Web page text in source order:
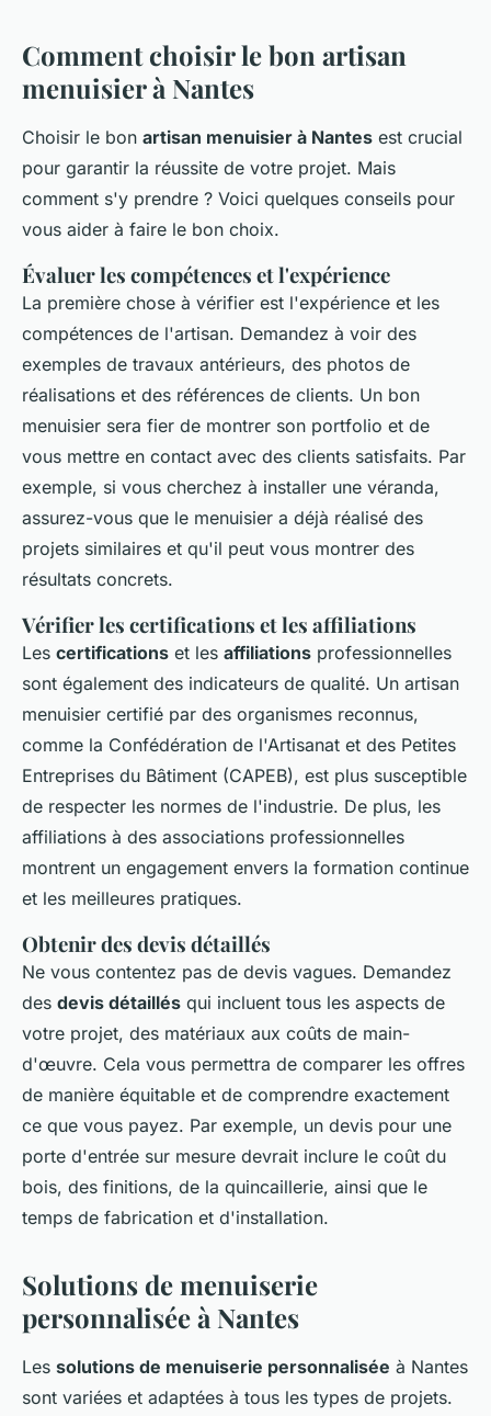
Comment choisir le bon artisan
menuisier à Nantes
Choisir le bon artisan menuisier à Nantes est crucial
pour garantir la réussite de votre projet. Mais
comment s'y prendre ? Voici quelques conseils pour
vous aider à faire le bon choix.
Évaluer les compétences et l'expérience
La première chose à vérifier est l'expérience et les
compétences de l'artisan. Demandez à voir des
exemples de travaux antérieurs, des photos de
réalisations et des références de clients. Un bon
menuisier sera fier de montrer son portfolio et de
vous mettre en contact avec des clients satisfaits. Par
exemple, si vous cherchez à installer une véranda,
assurez-vous que le menuisier a déjà réalisé des
projets similaires et qu'il peut vous montrer des
résultats concrets.
Vérifier les certifications et les affiliations
Les certifications et les affiliations professionnelles
sont également des indicateurs de qualité. Un artisan
menuisier certifié par des organismes reconnus,
comme la Confédération de l'Artisanat et des Petites
Entreprises du Bâtiment (CAPEB), est plus susceptible
de respecter les normes de l'industrie. De plus, les
affiliations à des associations professionnelles
montrent un engagement envers la formation continue
et les meilleures pratiques.
Obtenir des devis détaillés
Ne vous contentez pas de devis vagues. Demandez
des devis détaillés qui incluent tous les aspects de
votre projet, des matériaux aux coûts de main-
d'œuvre. Cela vous permettra de comparer les offres
de manière équitable et de comprendre exactement
ce que vous payez. Par exemple, un devis pour une
porte d'entrée sur mesure devrait inclure le coût du
bois, des finitions, de la quincaillerie, ainsi que le
temps de fabrication et d'installation.
Solutions de menuiserie
personnalisée à Nantes
Les solutions de menuiserie personnalisée à Nantes
sont variées et adaptées à tous les types de projets.